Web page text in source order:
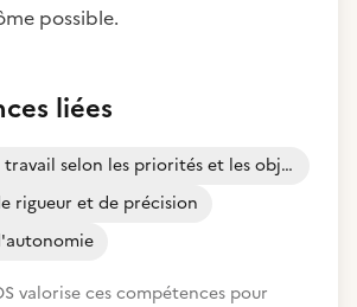
possible.
liées
Organiser son travail selon les priorités et les objectifs
rigueur et de précision
valorise ces compétences pour